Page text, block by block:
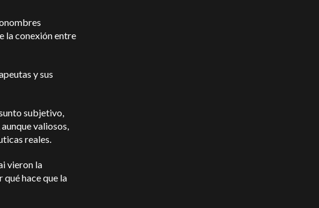
la conexión entre
y sus
subjetivo,
valiosos,
reales.
vieron la
hace que la